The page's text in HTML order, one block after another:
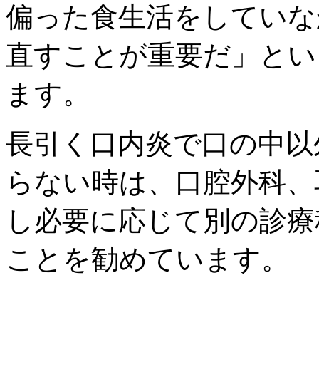
偏った食生活をしてい
直すことが重要だ」と
ます。
長引く口内炎で口の中
らない時は、口腔外科
し必要に応じて別の診
ことを勧めています。